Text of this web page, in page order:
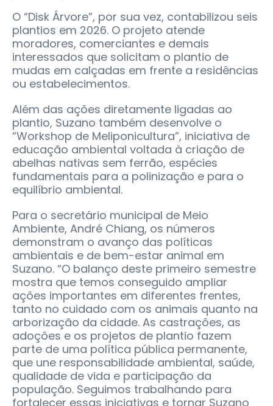
O “Disk Árvore”, por sua vez, contabilizou seis
plantios em 2026. O projeto atende
moradores, comerciantes e demais
interessados que solicitam o plantio de
mudas em calçadas em frente a residências
ou estabelecimentos.
Além das ações diretamente ligadas ao
plantio, Suzano também desenvolve o
“Workshop de Meliponicultura”, iniciativa de
educação ambiental voltada à criação de
abelhas nativas sem ferrão, espécies
fundamentais para a polinização e para o
equilíbrio ambiental.
Para o secretário municipal de Meio
Ambiente, André Chiang, os números
demonstram o avanço das políticas
ambientais e de bem-estar animal em
Suzano. “O balanço deste primeiro semestre
mostra que temos conseguido ampliar
ações importantes em diferentes frentes,
tanto no cuidado com os animais quanto na
arborização da cidade. As castrações, as
adoções e os projetos de plantio fazem
parte de uma política pública permanente,
que une responsabilidade ambiental, saúde,
qualidade de vida e participação da
população. Seguimos trabalhando para
fortalecer essas iniciativas e tornar Suzano